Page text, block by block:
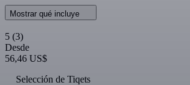
Mostrar qué incluye
5 (3)
Desde
56,46 US$
Selección de Tiqets